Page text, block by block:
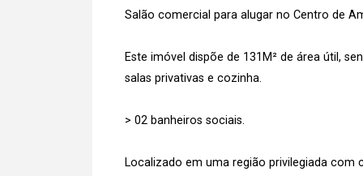
Salão comercial para alugar no Centro de
Este imóvel dispõe de 131M² de área útil,
salas privativas e cozinha.
> 02 banheiros sociais.
Localizado em uma região privilegiada com